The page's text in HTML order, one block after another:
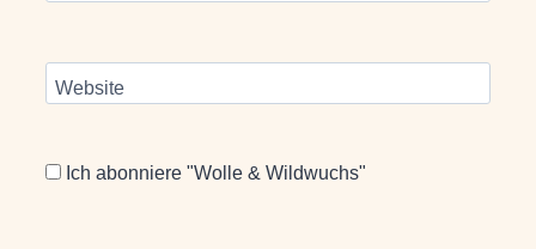
Website
Ich abonniere "Wolle & Wildwuchs"